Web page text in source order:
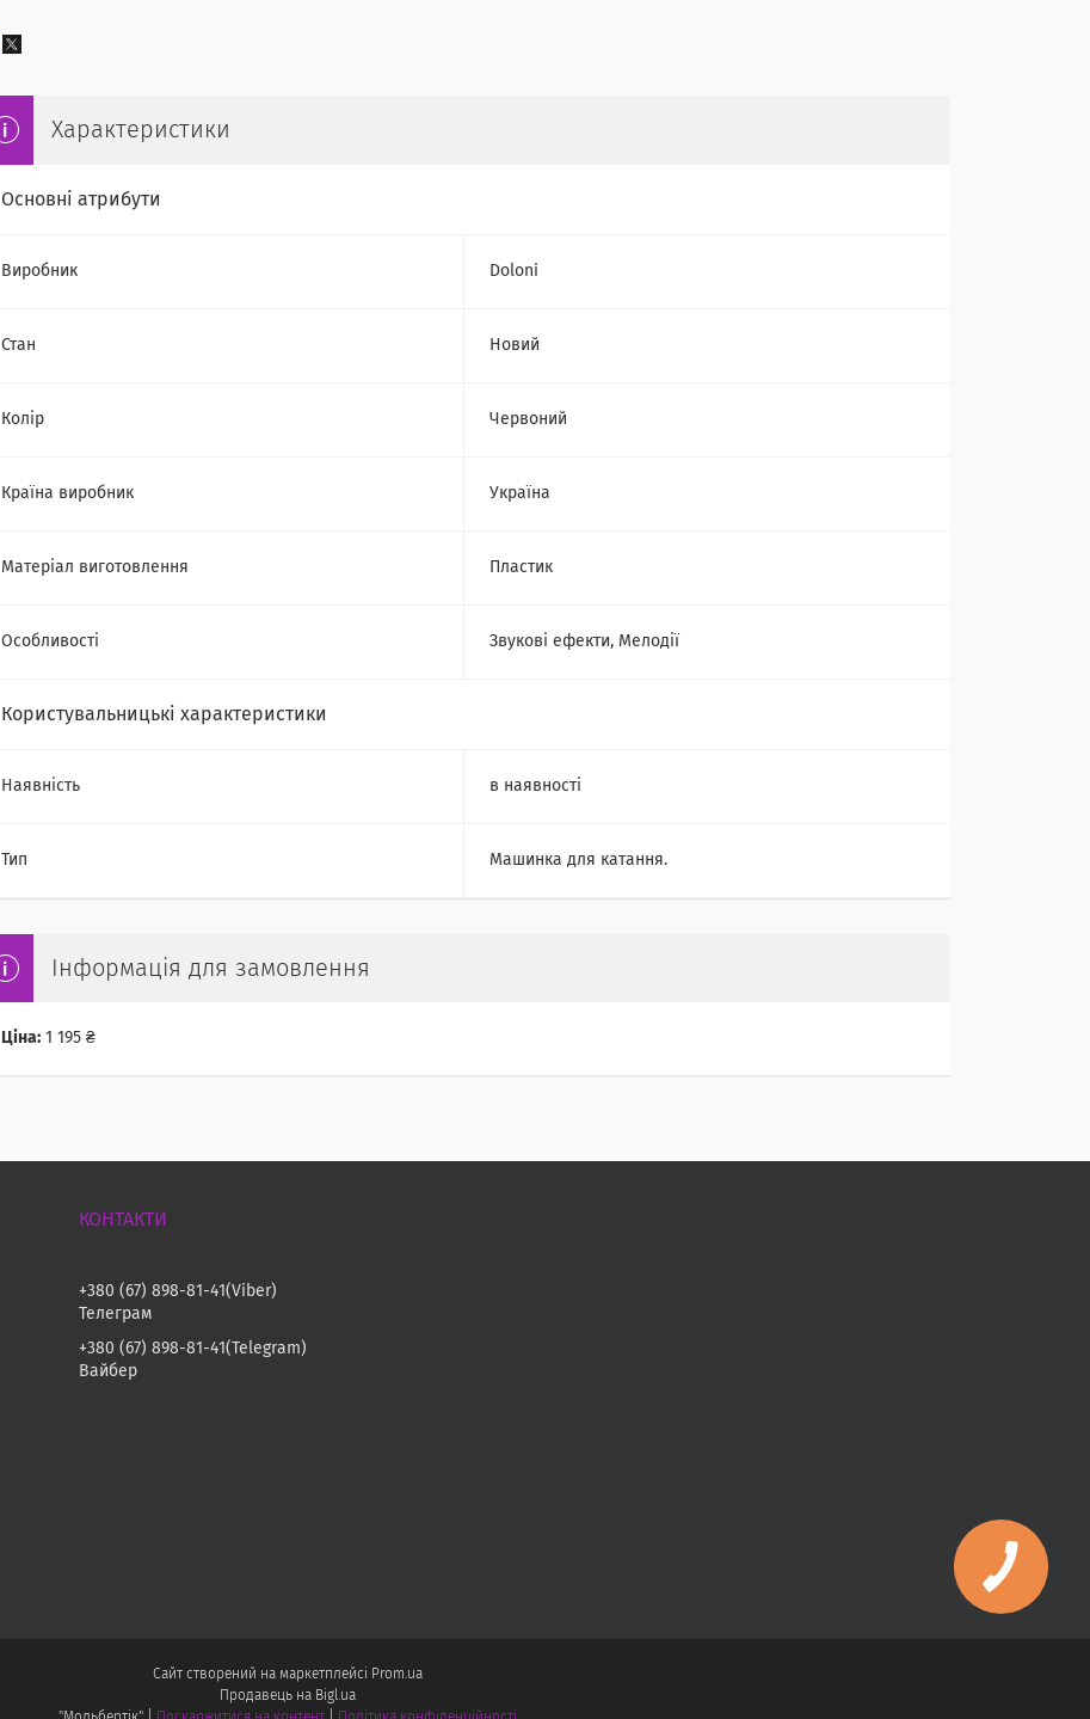
Характеристики
Основні атрибути
Виробник Doloni
Стан Новий
Колір Червоний
Країна виробник Україна
Матеріал виготовлення Пластик
Особливості Звукові ефекти, Мелодії
Користувальницькі характеристики
Наявність в наявності
Тип Машинка для катання.
Інформація для замовлення
Ціна: 1 195 ₴
+380 (67) 898-81-41 Viber
Телеграм
+380 (67) 898-81-41
Telegram
Вайбер
Сайт створений на маркетплейсі
Prom.ua
Продавець на Bigl.ua